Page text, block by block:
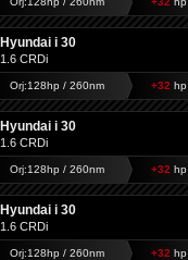
Hyundai i 30
1.6 CRDi
Orj:128hp / 260nm +32 hp
Hyundai i 30
1.6 CRDi
Orj:128hp / 260nm +32 hp
Hyundai i 30
1.6 CRDi
Orj:128hp / 260nm +32 hp